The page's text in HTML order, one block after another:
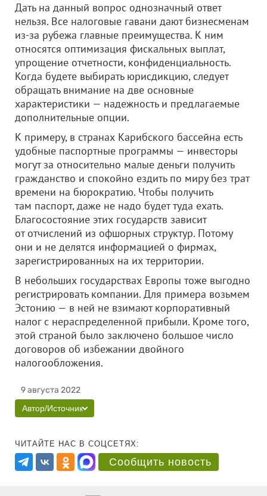
Дать на данный вопрос однозначный ответ
нельзя. Все налоговые гавани дают бизнесменам
из-за рубежа главные преимущества. К ним
относятся оптимизация фискальных выплат,
упрощение отчетности, конфиденциальность.
Когда будете выбирать юрисдикцию, следует
обращать внимание на две основные
характеристики — надежность и предлагаемые
дополнительные опции.
К примеру, в странах Карибского бассейна есть
удобные паспортные программы — инвесторы
могут за относительно малые деньги получить
гражданство и спокойно ездить по миру без трат
времени на бюрократию. Чтобы получить
там паспорт, даже не надо будет туда ехать.
Благосостояние этих государств зависит
от отчислений из офшорных структур. Потому
они и не делятся информацией о фирмах,
зарегистрированных на их территории.
В небольших государствах Европы тоже выгодно
регистрировать компании. Для примера возьмем
Эстонию — в ней не взимают корпоративный
налог с нераспределенной прибыли. Кроме того,
этой страной было заключено большое число
договоров об избежании двойного
налогообложения.
9 августа 2022
Автор/Источник
ЧИТАЙТЕ НАС В СОЦСЕТЯХ:
Сообщить новость